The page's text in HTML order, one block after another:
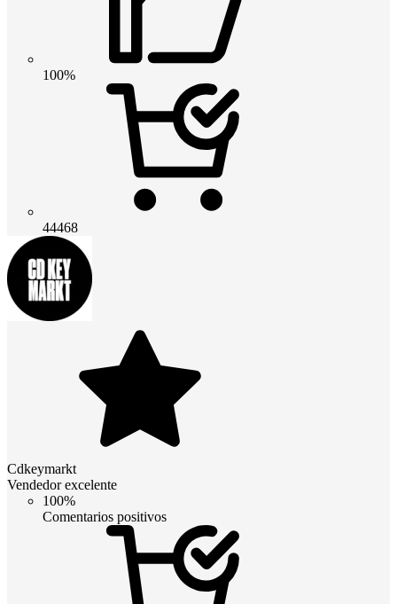
100%
44468
Cdkeymarkt
Vendedor excelente
100%
Comentarios positivos